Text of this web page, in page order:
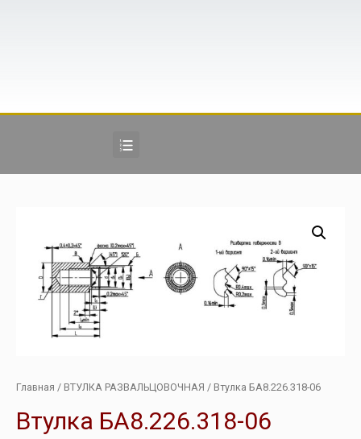
Главная / ВТУЛКА РАЗВАЛЬЦОВОЧНАЯ / Втулка БА8.226.318-06
Втулка БА8.226.318-06